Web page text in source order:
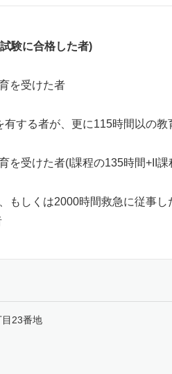
験に合格した者)
を受けた者
する者が、更に115時間以の教
を受けた者(I課程の135時間+II
もしくは2000時間救急に従事
23番地